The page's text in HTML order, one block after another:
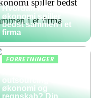
Hvordan HR, løn og
økonomi spiller
bedst sammen i et
firma
FORRETNINGER
outsourcing af
økonomi og